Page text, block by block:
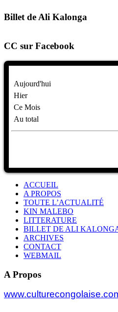
Billet de Ali Kalonga
CC sur Facebook
Aujourd'hui
Hier
Ce Mois
Au total
ACCUEIL
A PROPOS
TOUTE L’ACTUALITÉ
KIN MALEBO
LITTERATURE
BILLET DE ALI
ARCHIVES
CONTACT
WEBMAIL
A Propos